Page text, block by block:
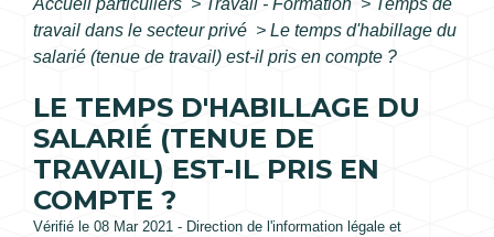
Accueil particuliers > Travail - Formation > Temps de
travail dans le secteur privé > Le temps d'habillage du
salarié (tenue de travail) est-il pris en compte ?
LE TEMPS D'HABILLAGE DU
SALARIÉ (TENUE DE
TRAVAIL) EST-IL PRIS EN
COMPTE ?
Vérifié le 08 Mar 2021 - Direction de l'information légale et